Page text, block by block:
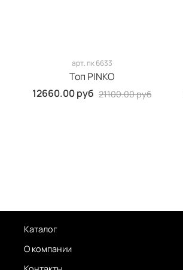
арт. пк 6633
Топ PINKO
12660.00 руб 21100.00 руб
Каталог
О компании